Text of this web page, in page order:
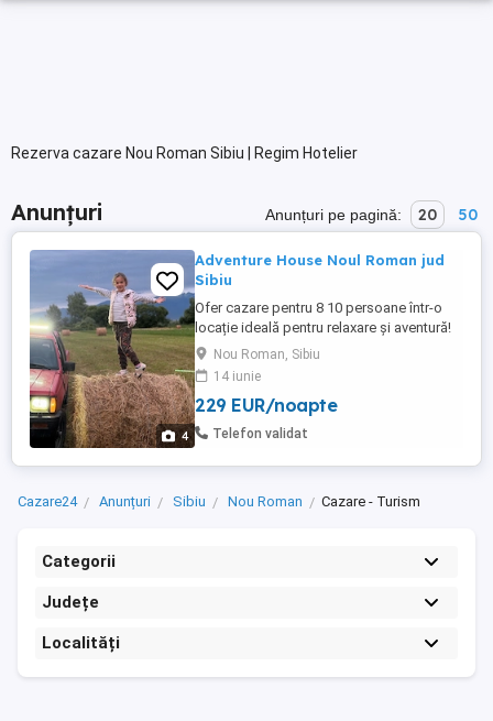
Rezerva cazare Nou Roman Sibiu | Regim Hotelier
Anunțuri Anunțuri pe pagină: 20 50
4
Adventure House Noul Roman jud
Sibiu
Ofer cazare pentru 8 10 persoane într-o
locație ideală pentru relaxare și aventură!
Piscină privată Spațiu generos pentru
familii și grupuri de prieteni Zonă liniștită,
aproape de natură Grătar și loc de
relaxare Pentru iubitorii de adrenalină
organizăm aventuri off-road cu jeepuri 4x4
Nou Roman, Sibiu
14 iunie
229 EUR/noapte
Telefon validat
Cazare24 Anunțuri Sibiu Nou Roman Cazare - Turism
Categorii
Județe
Localități